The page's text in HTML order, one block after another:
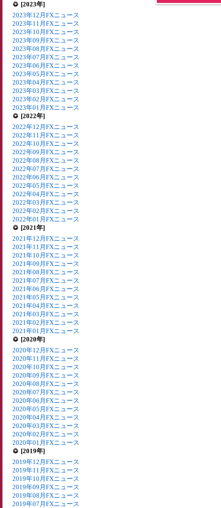
[2023年]
2023年12月FXニュース
2023年11月FXニュース
2023年10月FXニュース
2023年09月FXニュース
2023年08月FXニュース
2023年07月FXニュース
2023年06月FXニュース
2023年05月FXニュース
2023年04月FXニュース
2023年03月FXニュース
2023年02月FXニュース
2023年01月FXニュース
[2022年]
2022年12月FXニュース
2022年11月FXニュース
2022年10月FXニュース
2022年09月FXニュース
2022年08月FXニュース
2022年07月FXニュース
2022年06月FXニュース
2022年05月FXニュース
2022年04月FXニュース
2022年03月FXニュース
2022年02月FXニュース
2022年01月FXニュース
[2021年]
2021年12月FXニュース
2021年11月FXニュース
2021年10月FXニュース
2021年09月FXニュース
2021年08月FXニュース
2021年07月FXニュース
2021年06月FXニュース
2021年05月FXニュース
2021年04月FXニュース
2021年03月FXニュース
2021年02月FXニュース
2021年01月FXニュース
[2020年]
2020年12月FXニュース
2020年11月FXニュース
2020年10月FXニュース
2020年09月FXニュース
2020年08月FXニュース
2020年07月FXニュース
2020年06月FXニュース
2020年05月FXニュース
2020年04月FXニュース
2020年03月FXニュース
2020年02月FXニュース
2020年01月FXニュース
[2019年]
2019年12月FXニュース
2019年11月FXニュース
2019年10月FXニュース
2019年09月FXニュース
2019年08月FXニュース
2019年07月FXニュース